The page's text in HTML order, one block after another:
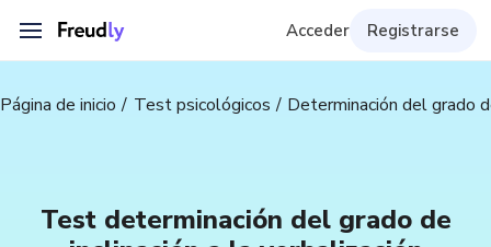
Acceder Registrarse
Página de inicio Test psicológicos Determinación del grado
Test determinación del grado de